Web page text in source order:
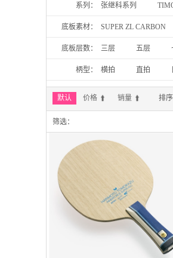
系列： 张继科系列
底板素材： SUPER ZL CARBON
底板层数： 三层 五层
柄型： 横拍 直拍
默认 价格 销量 排序
筛选：